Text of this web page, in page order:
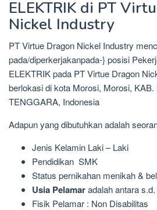
ELEKTRIK di PT
Nickel Industry
PT Virtue Dragon Nickel Industry
pada/diperkerjakanpada-} posisi
ELEKTRIK pada PT Virtue Dragon
berlokasi di kota Morosi, Morosi,
TENGGARA, Indonesia
Adapun yang dibutuhkan adalah
Jenis Kelamin Laki – Laki
Pendidikan SMK
Status pernikahan menikah &
Usia Pelamaradalah antara
Fisik Pelamar : Non Disabilitas